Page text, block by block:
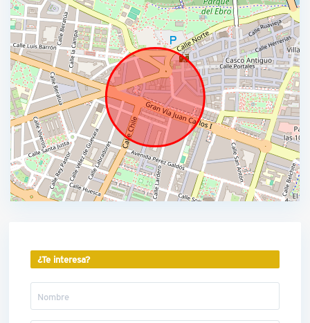
¿Te interesa?